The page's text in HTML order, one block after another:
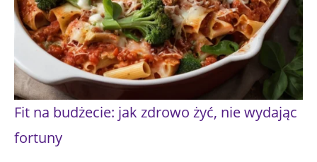
Fit na budżecie: jak zdrowo żyć, nie wydając
fortuny